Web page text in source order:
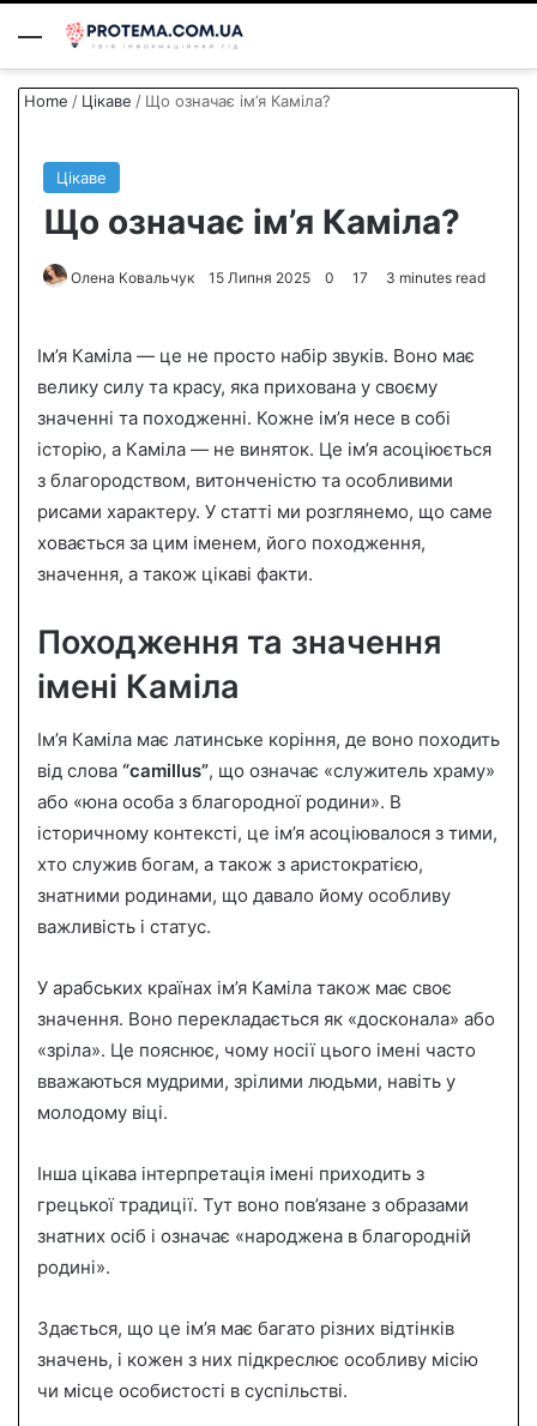
Menu
Home / Цікаве / Що означає ім’я Каміла?
Цікаве
Що означає ім’я Каміла?
Олена Ковальчук
d
a
n
e
m
a
i
15 Липня 2025 0 17 3 minutes read
Ім’я Каміла — це не просто набір звуків. Воно має
велику силу та красу, яка прихована у своєму
значенні та походженні. Кожне ім’я несе в собі
історію, а Каміла — не виняток. Це ім’я асоціюється
з благородством, витонченістю та особливими
рисами характеру. У статті ми розглянемо, що саме
ховається за цим іменем, його походження,
значення, а також цікаві факти.
Походження та значення
імені Каміла
Ім’я Каміла має латинське коріння, де воно походить
від слова “camillus”, що означає «служитель храму»
або «юна особа з благородної родини». В
історичному контексті, це ім’я асоціювалося з тими,
хто служив богам, а також з аристократією,
знатними родинами, що давало йому особливу
важливість і статус.
У арабських країнах ім’я Каміла також має своє
значення. Воно перекладається як «досконала» або
«зріла». Це пояснює, чому носії цього імені часто
вважаються мудрими, зрілими людьми, навіть у
молодому віці.
Інша цікава інтерпретація імені приходить з
грецької традиції. Тут воно пов’язане з образами
знатних осіб і означає «народжена в благородній
родині».
Здається, що це ім’я має багато різних відтінків
значень, і кожен з них підкреслює особливу місію
чи місце особистості в суспільстві.